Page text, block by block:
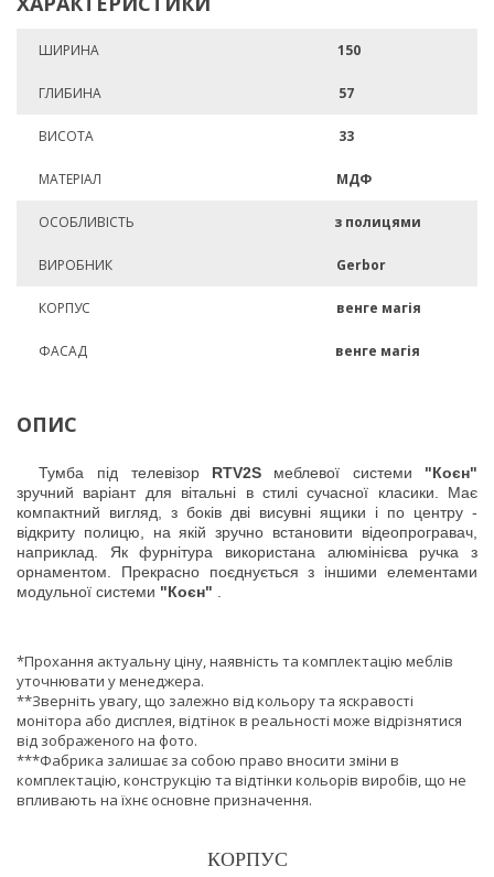
ШИРИНА 150
ГЛИБИНА 57
ВИСОТА 33
МАТЕРІАЛ МДФ
ОСОБЛИВІСТЬ з полицями
ВИРОБНИК Gerbor
КОРПУС венге магія
ФАСАД венге магія
ОПИС
Тумба під телевізор RTV2S меблевої системи
"Коєн"
зручний варіант для вітальні в стилі сучасної класики. Має
компактний вигляд, з боків дві висувні ящики і по центру -
відкриту полицю, на якій зручно встановити відеопрогравач,
наприклад. Як фурнітура використана алюмінієва ручка з
орнаментом. Прекрасно поєднується з іншими елементами
модульної системи "Коєн"
*Прохання актуальну ціну, наявність та комплектацію меблів
уточнювати у менеджера.
**Зверніть увагу, що залежно від кольору та яскравості
монітора або дисплея, відтінок в реальності може відрізнятися
від зображеного на фото.
***Фабрика залишає за собою право вносити зміни в
комплектацію, конструкцію та відтінки кольорів виробів, що не
впливають на їхнє основне призначення.
КОРПУС